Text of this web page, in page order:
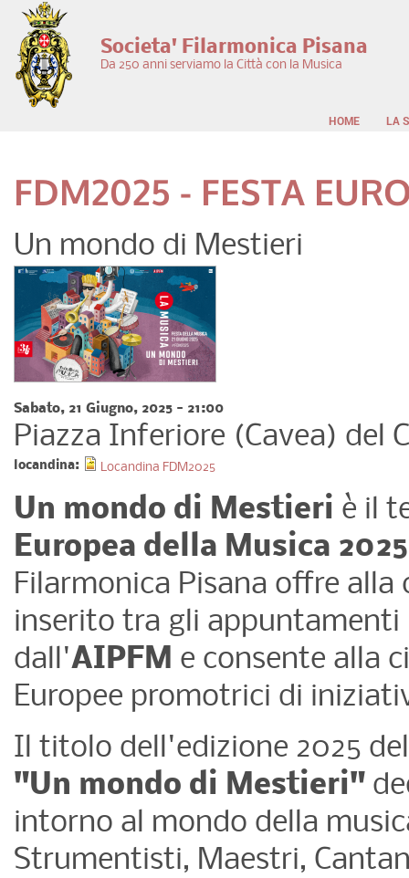
Salta al contenuto principale
Societa' Filarmonica Pisana
Da 250 anni serviamo la Città con la Musica
HOME LA
FDM2025 - FESTA
Un mondo di Mestieri
Sabato, 21 Giugno, 2025 - 21:00
Piazza Inferiore (Cavea) del
locandina: Locandina FDM2025
Un mondo di Mestieri è il
Europea della Musica 2025
Filarmonica Pisana offre
inserito tra gli
dall'AIPFM e consente alla
Europee promotrici di
Il titolo dell'edizione 2025
"Un mondo di Mestieri"
intorno al mondo della
Strumentisti, Maestri,